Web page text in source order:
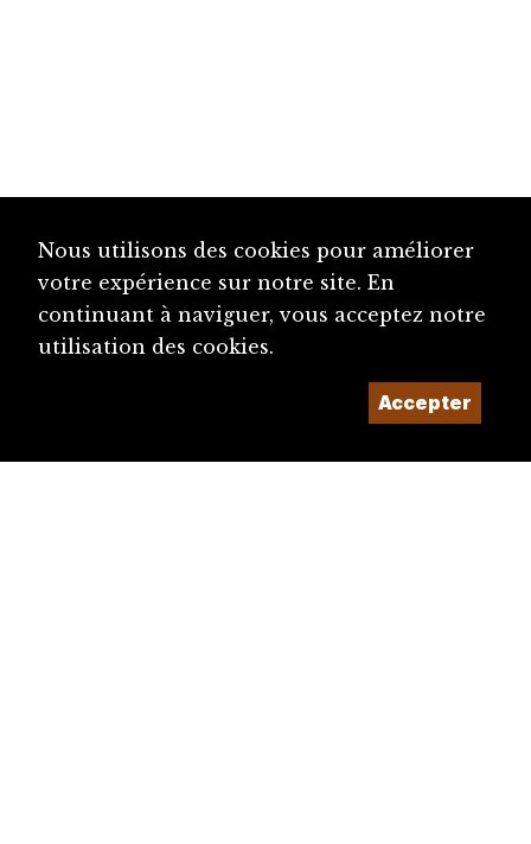
Nous utilisons des cookies pour améliorer
votre expérience sur notre site. En
continuant à naviguer, vous acceptez notre
utilisation des cookies.
Accepter